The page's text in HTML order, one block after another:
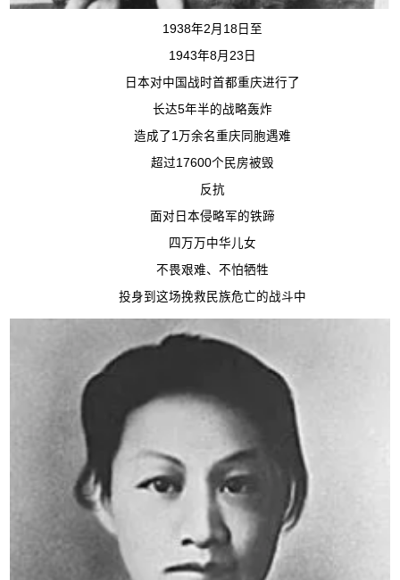
1938年2月18日至
1943年8月23日
日本对中国战时首都重庆进行了
长达5年半的战略轰炸
造成了1万余名重庆同胞遇难
超过17600个民房被毁
反抗
面对日本侵略军的铁蹄
四万万中华儿女
不畏艰难、不怕牺牲
投身到这场挽救民族危亡的战斗中